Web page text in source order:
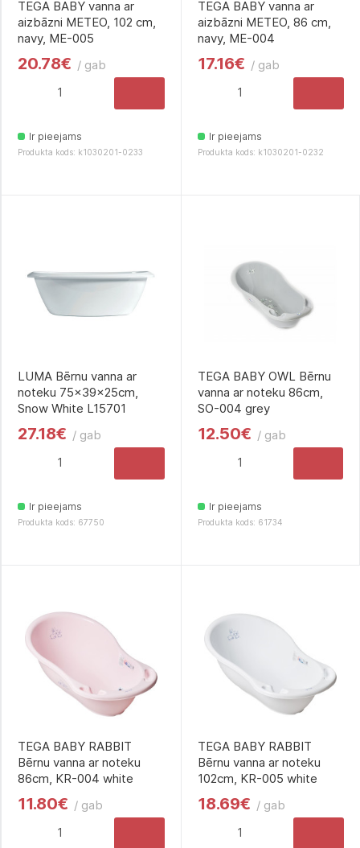
TEGA BABY vanna ar
aizbāzni METEO, 102 cm,
navy, ME-005
20.78€ / gab
Ir pieejams
Produkta kods: k1030201-0233
TEGA BABY vanna ar
aizbāzni METEO, 86 cm,
navy, ME-004
17.16€ / gab
Ir pieejams
Produkta kods: k1030201-0232
LUMA Bērnu vanna ar
noteku 75x39x25cm,
Snow White L15701
27.18€ / gab
Ir pieejams
Produkta kods: 67750
TEGA BABY OWL Bērnu
vanna ar noteku 86cm,
SO-004 grey
12.50€ / gab
Ir pieejams
Produkta kods: 61734
TEGA BABY RABBIT
Bērnu vanna ar noteku
86cm, KR-004 white
11.80€ / gab
TEGA BABY RABBIT
Bērnu vanna ar noteku
102cm, KR-005 white
18.69€ / gab